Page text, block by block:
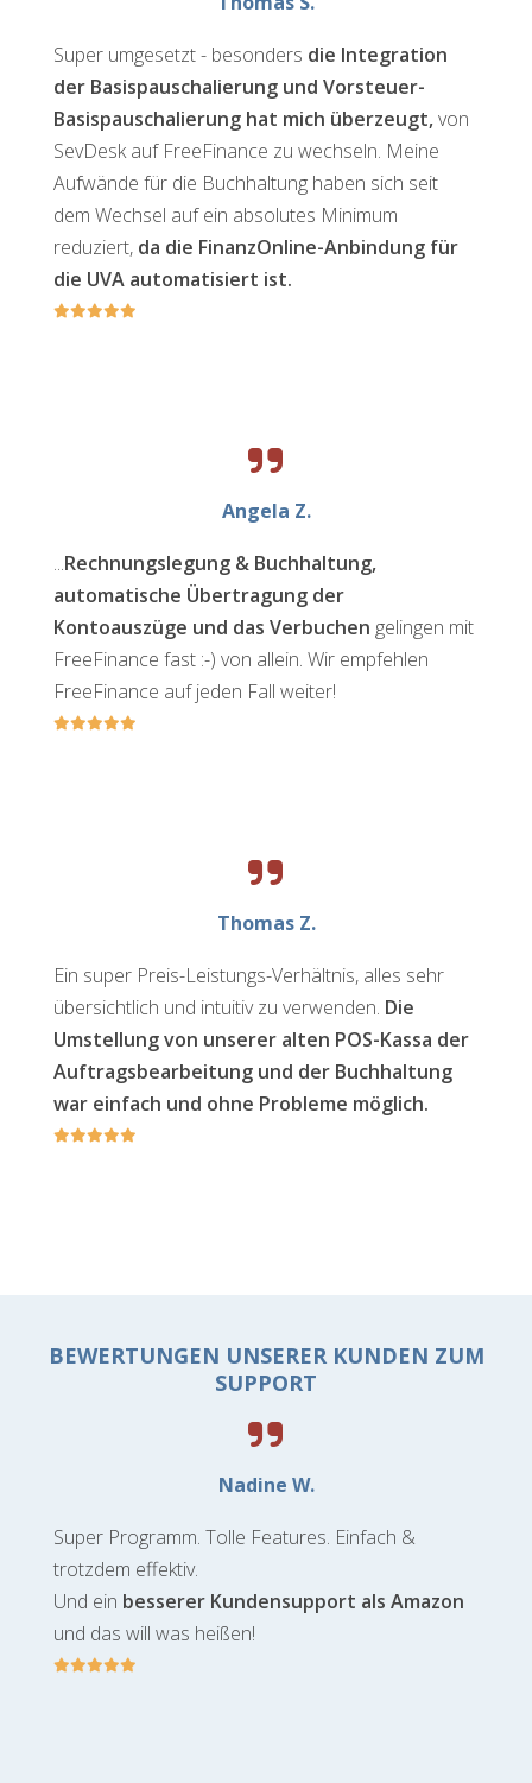
Super umgesetzt - besonders die Integration
der Basispauschalierung und Vorsteuer-
Basispauschalierung hat mich überzeugt,von
SevDesk auf FreeFinance zu wechseln. Meine
Aufwände für die Buchhaltung haben sich seit
dem Wechsel auf ein absolutes Minimum
reduziert, da die FinanzOnline-Anbindung für
die UVA automatisiert ist.
Angela Z.
...Rechnungslegung & Buchhaltung,
automatische Übertragung der
Kontoauszüge und das Verbuchen gelingen mit
FreeFinance fast :-) von allein. Wir empfehlen
FreeFinance auf jeden Fall weiter!
Thomas Z.
Ein super Preis-Leistungs-Verhältnis, alles sehr
übersichtlich und intuitiv zu verwenden. Die
Umstellung von unserer alten POS-Kassa der
Auftragsbearbeitung und der Buchhaltung
war einfach und ohne Probleme möglich.
BEWERTUNGEN UNSERER KUNDEN ZUM
SUPPORT
Nadine W.
Super Programm. Tolle Features. Einfach &
trotzdem effektiv.
Und ein besserer Kundensupport als Amazon
und das will was heißen!